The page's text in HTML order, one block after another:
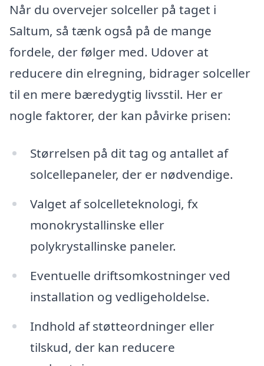
Når du overvejer solceller på taget i
Saltum, så tænk også på de mange
fordele, der følger med. Udover at
reducere din elregning, bidrager solceller
til en mere bæredygtig livsstil. Her er
nogle faktorer, der kan påvirke prisen:
Størrelsen på dit tag og antallet af
solcellepaneler, der er nødvendige.
Valget af solcelleteknologi, fx
monokrystallinske eller
polykrystallinske paneler.
Eventuelle driftsomkostninger ved
installation og vedligeholdelse.
Indhold af støtteordninger eller
tilskud, der kan reducere